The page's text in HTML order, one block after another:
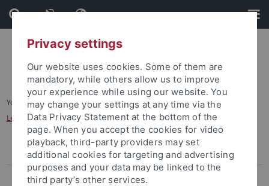
Skip
to
content
Skip
to
footer
You are here: Startseite
...
Leitlinien zum Forschungsdatenmanagement
Forschungsförderung
Forschungsfördernachrichten
Privacy settings
Our website uses cookies. Some of them are
mandatory, while others allow us to improve
your experience while using our website. You
may change your settings at any time via the
Data Privacy Statement at the bottom of the
page. When you accept the cookies for video
playback, third-party providers may set
additional cookies for targeting and advertising
purposes and your data may be linked to the
third party’s other services.